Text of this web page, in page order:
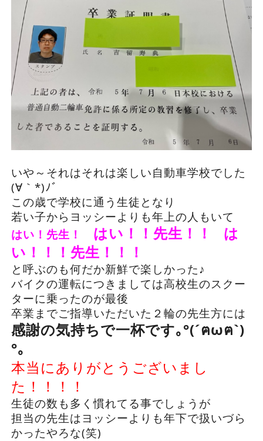
いや～それはそれは楽しい自動車学校でした
(∀｀*)ﾉﾞ
この歳で学校に通う生徒となり
若い子からヨッシーよりも年上の人もいて
はい！先生！ はい！！先生！！
は
い！！！先生！！！
と呼ぶのも何だか新鮮で楽しかった♪
バイクの運転につきましては高校生のスクー
ターに乗ったのが最後
卒業までご指導いただいた２輪の先生方には
感謝の気持ちで一杯です｡°(´ฅωฅ`)
°｡
本当にありがとうございまし
た！！！！
生徒の数も多く慣れてる事でしょうが
担当の先生はヨッシーよりも年下で扱いづら
かったやろな(笑)